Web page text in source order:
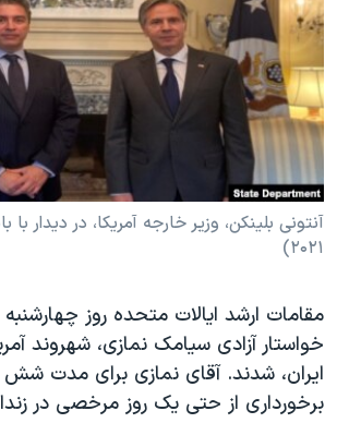
فرهنگ و زندگی
حقوق شهروندی
اقتصادی
علم و فناوری
اسرائیل در جنگ
گالری عکس
آرشیو پخش زنده
مستندها
انتخابات ریاست جمهوری آمریکا ۲۰۲۴
حمله جمهوری اسلامی به اسرائیل
رمز مهسا
ورزش زنان در ایران
اعتراضات زن، زندگی، آزادی
مجموعه مستندهای دادخواهی
دادگاه حمید نوری
چهل سال گروگان‌گیری
قانون شفافیت دارائی کادر رهبری ایران
دنبال کنید
زبانهای مختلف
۲۰۲۱)
خواستار آزادی سیامک نمازی، شهروند
ایران، شدند. آقای نمازی برای مدت
برخورداری از حتی یک روز مرخصی در